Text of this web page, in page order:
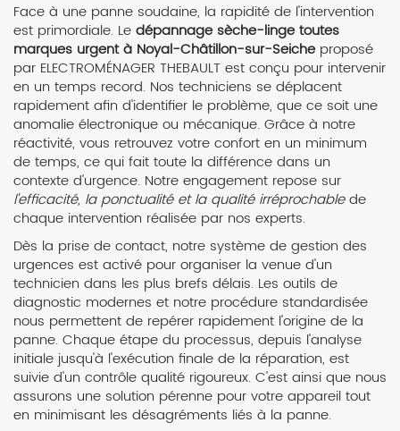
Face à une panne soudaine, la rapidité de l'intervention
est primordiale. Le dépannage sèche-linge toutes
marques urgent à Noyal-Châtillon-sur-Seiche proposé
par ELECTROMÉNAGER THEBAULT est conçu pour intervenir
en un temps record. Nos techniciens se déplacent
rapidement afin d'identifier le problème, que ce soit une
anomalie électronique ou mécanique. Grâce à notre
réactivité, vous retrouvez votre confort en un minimum
de temps, ce qui fait toute la différence dans un
contexte d'urgence. Notre engagement repose sur
l'efficacité, la ponctualité et la qualité irréprochablede
chaque intervention réalisée par nos experts.
Dès la prise de contact, notre système de gestion des
urgences est activé pour organiser la venue d'un
technicien dans les plus brefs délais. Les outils de
diagnostic modernes et notre procédure standardisée
nous permettent de repérer rapidement l'origine de la
panne. Chaque étape du processus, depuis l'analyse
initiale jusqu'à l'exécution finale de la réparation, est
suivie d'un contrôle qualité rigoureux. C'est ainsi que nous
assurons une solution pérenne pour votre appareil tout
en minimisant les désagréments liés à la panne.